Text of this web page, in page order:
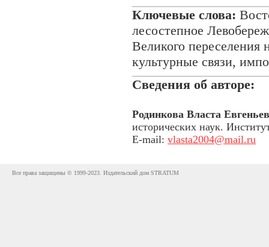
Ключевые слова:
лесостепное
Великого переселения
культурные связи,
Сведения об авторе:
Родинкова Власта
исторических наук.
E-mail: vlasta2004@mail.ru
Все права защищены © 1999-2023. Издательский дом STRATUM